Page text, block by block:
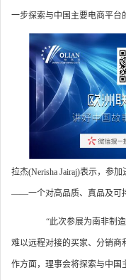
一步探索与中国主要电商平台
拉杰(Nerisha Jairaj)表示，参
——一个对高品质、真品及可
“此次参展为南非制造
难以远程对接的买家、分销商
作方面，理事会将探索与中国